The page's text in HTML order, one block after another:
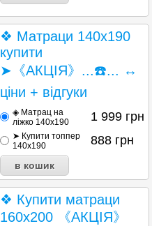
❖ Матраци 140х190
купити
➤《АКЦІЯ》...☎️... ↔
ціни + відгуки
◈ Матрац на
ліжко 140x190
1 999 грн
➤ Купити топпер
140x190
888 грн
❖ Купити матраци
160х200 《АКЦІЯ》